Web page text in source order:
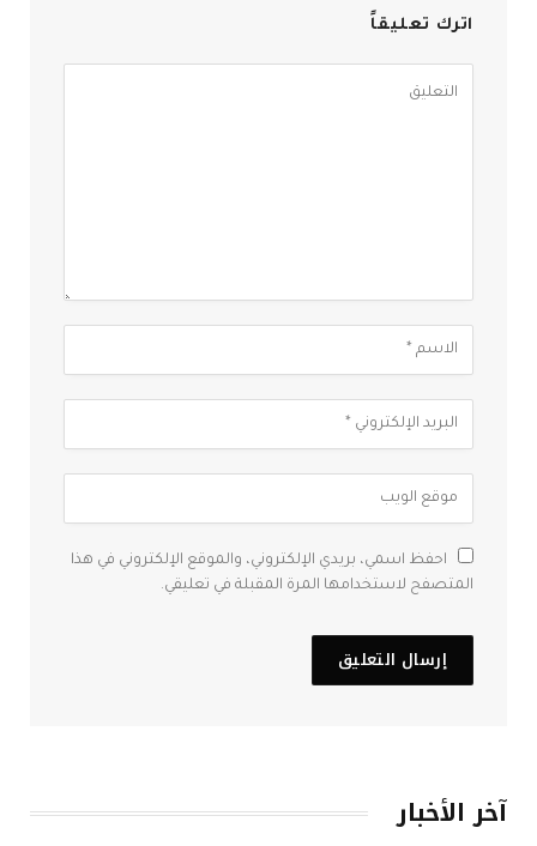
اترك تعليقاً
احفظ اسمي، بريدي الإلكتروني، والموقع الإلكتروني في هذا
المتصفح لاستخدامها المرة المقبلة في تعليقي.
آخر الأخبار